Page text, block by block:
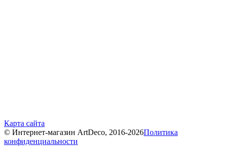
Карта сайта
© Интернет-магазин ArtDeco, 2016-2026Политика
конфиденциальности